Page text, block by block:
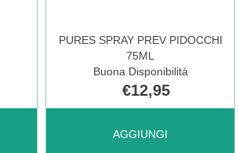
PURES SPRAY PREV PIDOCCHI
75ML
Buona Disponibilità
€12,95
AGGIUNGI
AGGIUNGI PURES